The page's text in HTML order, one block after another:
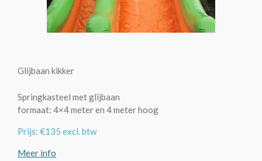
Glijbaan kikker
Springkasteel met glijbaan
formaat: 4×4 meter en 4 meter hoog
Prijs: €135 excl. btw
Meer info